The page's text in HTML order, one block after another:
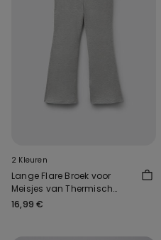
2 Kleuren
Lange Flare Broek voor
Meisjes van Thermisch
Katoen
16,99 €